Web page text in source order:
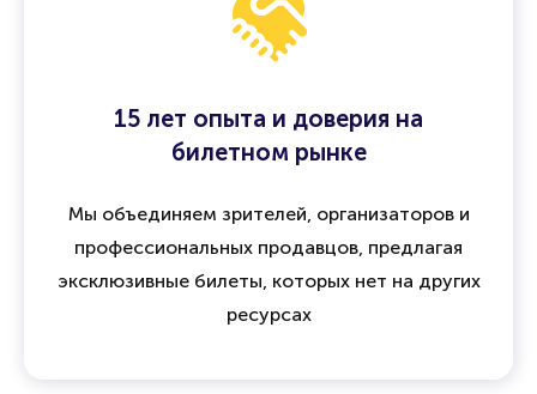
15 лет опыта и доверия на
билетном рынке
Мы объединяем зрителей, организаторов и
профессиональных продавцов, предлагая
эксклюзивные билеты, которых нет на других
ресурсах